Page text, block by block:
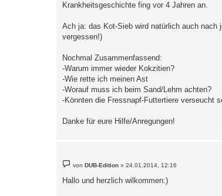
Krankheitsgeschichte fing vor 4 Jahren an.
Ach ja: das Kot-Sieb wird natürlich auch nach
vergessen!)
Nochmal Zusammenfassend:
-Warum immer wieder Kokzitien?
-Wie rette ich meinen Ast
-Worauf muss ich beim Sand/Lehm achten?
-Könnten die Fressnapf-Futtertiere verseucht
Danke für eure Hilfe/Anregungen!
e
i
t
vonDUB-Edition »24.01.2014, 12:16
Hallo und herzlich wilkommen:)